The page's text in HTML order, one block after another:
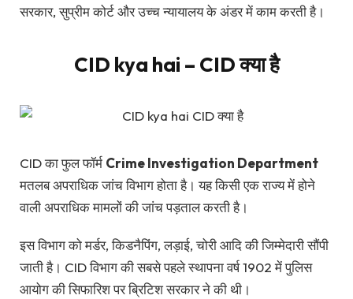
सरकार, सुप्रीम कोर्ट और उच्च न्यायालय के अंडर में काम करती है।
CID kya hai – CID क्या है
CID का फुल फॉर्म Crime Investigation Department
मतलब अपराधिक जांच विभाग होता है। यह किसी एक राज्य में होने
वाली अपराधिक मामलों की जांच पड़ताल करती है।
इस विभाग को मर्डर, किडनैपिंग, लड़ाई, चोरी आदि की जिम्मेदारी सौंपी
जाती है। CID विभाग की सबसे पहले स्थापना वर्ष 1902 में पुलिस
आयोग की सिफारिश पर ब्रिटिश सरकार ने की थी।